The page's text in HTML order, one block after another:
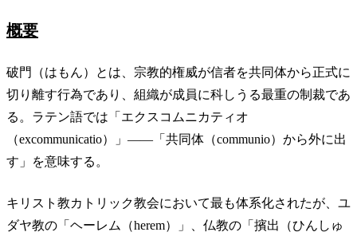
概要
破門（はもん）とは、宗教的権威が信者を共同体から正式に
切り離す行為であり、組織が成員に科しうる最重の制裁であ
る。ラテン語では「エクスコムニカティオ
（excommunicatio）」——「共同体（communio）から外に出
す」を意味する。
キリスト教カトリック教会において最も体系化されたが、ユ
ダヤ教の「ヘーレム（herem）」、仏教の「擯出（ひんしゅ